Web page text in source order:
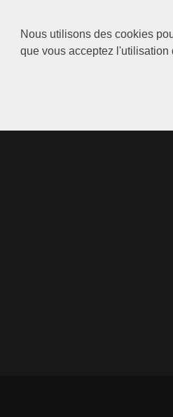
Nous utilisons des cookies
que vous acceptez l'utilisation